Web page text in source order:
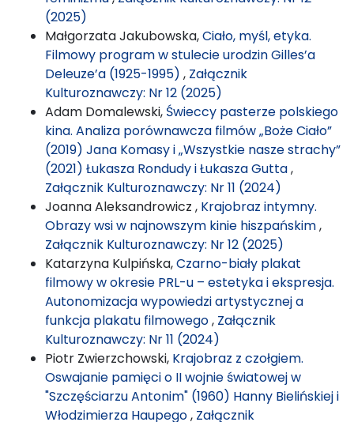
(2025)
Małgorzata Jakubowska,Ciało, myśl, etyka.
Filmowy program w stulecie urodzin Gilles’a
Deleuze’a (1925-1995) , Załącznik
Kulturoznawczy: Nr 12 (2025)
Adam Domalewski, Świeccy pasterze polskiego
kina. Analiza porównawcza filmów „Boże Ciało”
(2019) Jana Komasy i „Wszystkie nasze strachy”
(2021) Łukasza Rondudy i Łukasza Gutta,
Załącznik Kulturoznawczy: Nr 11 (2024)
Joanna Aleksandrowicz , Krajobraz intymny.
Obrazy wsi w najnowszym kinie hiszpańskim,
Załącznik Kulturoznawczy: Nr 12 (2025)
Katarzyna Kulpińska,Czarno-biały plakat
filmowy w okresie PRL-u – estetyka i ekspresja.
Autonomizacja wypowiedzi artystycznej a
funkcja plakatu filmowego, Załącznik
Kulturoznawczy: Nr 11 (2024)
Piotr Zwierzchowski, Krajobraz z czołgiem.
Oswajanie pamięci o II wojnie światowej w
"Szczęściarzu Antonim" (1960) Hanny Bielińskiej i
Włodzimierza Haupego, Załącznik